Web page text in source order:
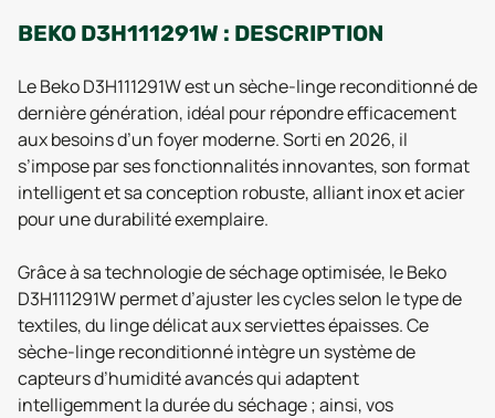
BEKO D3H111291W : DESCRIPTION
Le Beko D3H111291W est un sèche-linge reconditionné de
dernière génération, idéal pour répondre efficacement
aux besoins d’un foyer moderne. Sorti en 2026, il
s’impose par ses fonctionnalités innovantes, son format
intelligent et sa conception robuste, alliant inox et acier
pour une durabilité exemplaire.
Grâce à sa technologie de séchage optimisée, le Beko
D3H111291W permet d’ajuster les cycles selon le type de
textiles, du linge délicat aux serviettes épaisses. Ce
sèche-linge reconditionné intègre un système de
capteurs d’humidité avancés qui adaptent
intelligemment la durée du séchage ; ainsi, vos